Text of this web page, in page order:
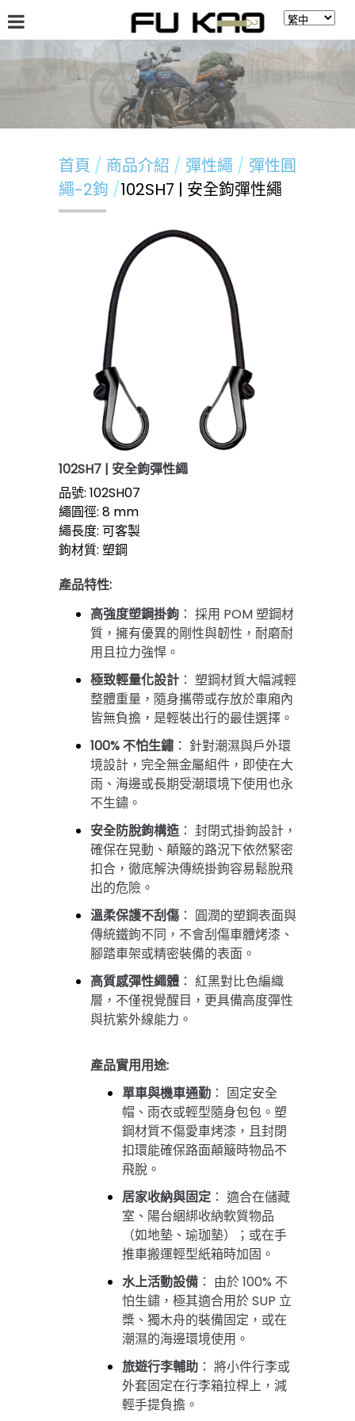
最新消息 留言板
首頁 商品介紹 彈性繩
彈性圓
繩-2鉤
102SH7 | 安全鉤彈性繩
102SH7 | 安全鉤彈性繩
品號: 102SH07
繩圓徑: 8 mm
繩長度: 可客製
鉤材質: 塑鋼
產品特性:
高強度塑鋼掛鉤 ： 採用 POM 塑鋼材
質，擁有優異的剛性與韌性，耐磨耐
用且拉力強悍。
極致輕量化設計 ： 塑鋼材質大幅減輕
整體重量，隨身攜帶或存放於車廂內
皆無負擔，是輕裝出行的最佳選擇。
100% 不怕生鏽 ： 針對潮濕與戶外環
境設計，完全無金屬組件，即使在大
雨、海邊或長期受潮環境下使用也永
不生鏽。
安全防脫鉤構造： 封閉式掛鉤設計，
確保在晃動、顛簸的路況下依然緊密
扣合，徹底解決傳統掛鉤容易鬆脫飛
出的危險。
溫柔保護不刮傷 ： 圓潤的塑鋼表面與
傳統鐵鉤不同，不會刮傷車體烤漆、
腳踏車架或精密裝備的表面。
高質感彈性繩體 ： 紅黑對比色編織
層，不僅視覺醒目，更具備高度彈性
與抗紫外線能力。
產品實用用途:
單車與機車通勤 ： 固定安全
帽、雨衣或輕型隨身包包。塑
鋼材質不傷愛車烤漆，且封閉
扣環能確保路面顛簸時物品不
飛脫。
居家收納與固定 ： 適合在儲藏
室、陽台綑綁收納軟質物品
（如地墊、瑜珈墊）；或在手
推車搬運輕型紙箱時加固。
水上活動設備 ： 由於 100% 不
怕生鏽，極其適合用於 SUP 立
槳、獨木舟的裝備固定，或在
潮濕的海邊環境使用。
旅遊行李輔助 ： 將小件行李或
外套固定在行李箱拉桿上，減
輕手提負擔。